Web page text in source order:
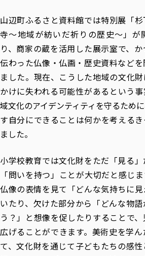
学生総合補償制度
スポーツ傷害保険
山辺町ふるさと資料館では特別展「
寺～地域が紡いだ祈りの歴史～」が
り、商家の蔵を活用した展示室で、
伝わった仏像・仏画・歴史資料など
ました。現在、こうした地域の文化
かけに失われる可能性があるという
域文化のアイデンティティを守るため
す自分にできることは何かを考えるき
ました。
小学校教育では文化財をただ「見る」
「問いを持つ」ことが大切だと感じま
仏像の表情を見て「どんな気持ちに
いたり、欠けた部分から「どんな物
う？」と想像を促したりすることで
広げることができます。美術史を学
て、文化財を通じて子どもたちの感